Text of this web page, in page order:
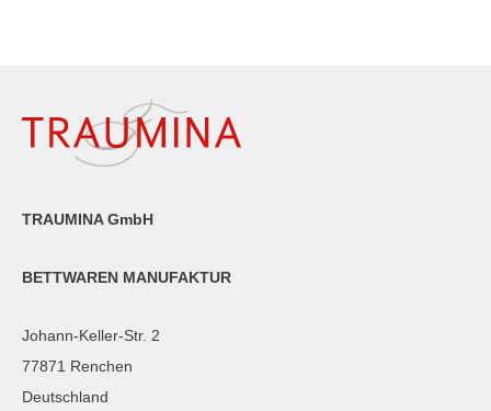
TRAUMINA GmbH
BETTWAREN MANUFAKTUR
Johann-Keller-Str. 2
77871 Renchen
Deutschland